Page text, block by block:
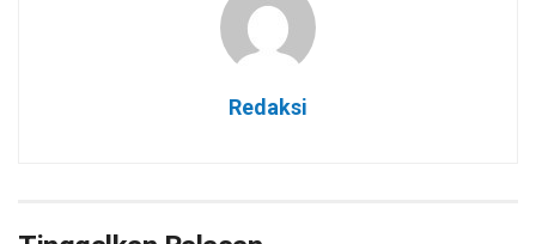
Redaksi